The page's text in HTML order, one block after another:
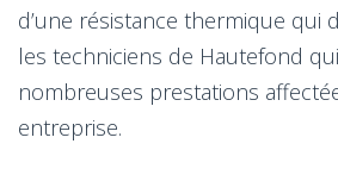
d’une résistance thermique qui
les techniciens de Hautefond
nombreuses prestations
entreprise.